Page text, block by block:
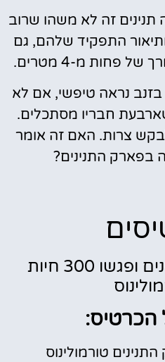
תנינים זה לא משהו שרוב
התפקיד שלהם, גם
פחות מ-4 מטרים.
נראה טיפשי, אם לא
חבריו מסתכלים.
צרות. האם זה אומר
בפארק התנינים?
צאו לספארי התנינים ופגשו 300 חיות
הכרטיס:
טורמולינוס